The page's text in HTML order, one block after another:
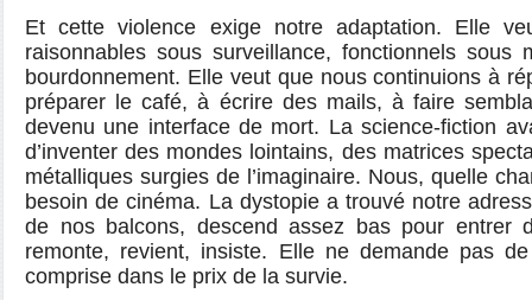
Et cette violence exige notre adaptation. Elle
raisonnables sous surveillance, fonctionnels sous
bourdonnement. Elle veut que nous continuions à
préparer le café, à écrire des mails, à faire
devenu une interface de mort. La science-fiction
d’inventer des mondes lointains, des matrices
métalliques surgies de l’imaginaire. Nous, quelle
besoin de cinéma. La dystopie a trouvé notre
de nos balcons, descend assez bas pour entrer
remonte, revient, insiste. Elle ne demande pas
comprise dans le prix de la survie.